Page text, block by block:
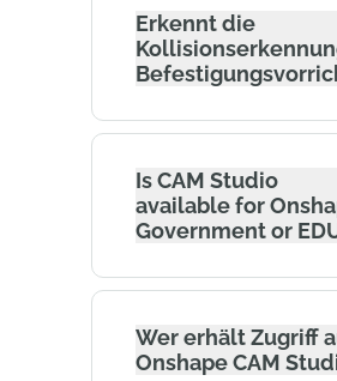
Erkennt die
Is CAM Studio
available for
Government or
Wer erhält Zugriff
Onshape CAM